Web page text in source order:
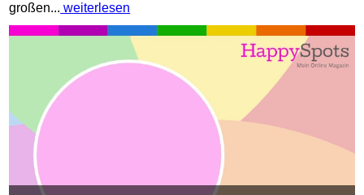
großen... weiterlesen